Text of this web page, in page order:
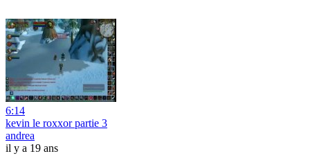
6:14
kevin le roxxor partie 3
andrea
il y a 19 ans